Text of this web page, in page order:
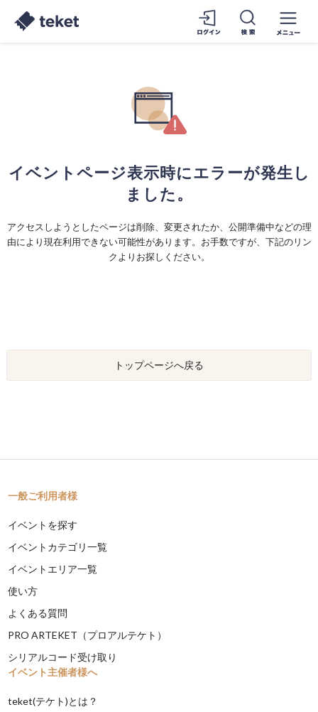
イベントページ表示時にエラーが発生し
ました。
アクセスしようとしたページは削除、変更されたか、公開準備中などの理
由により現在利用できない可能性があります。お手数ですが、下記のリン
クよりお探しください。
トップページへ戻る
一般ご利用者様
イベントを探す
イベントカテゴリ一覧
イベントエリア一覧
使い方
よくある質問
PRO ARTEKET（プロアルテケト）
シリアルコード受け取り
イベント主催者様へ
teket(テケト)とは？